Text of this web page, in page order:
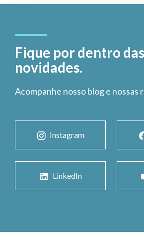
Fique por dentro
novidades.
Acompanhe nosso blog e nossas
Instagram
LinkedIn